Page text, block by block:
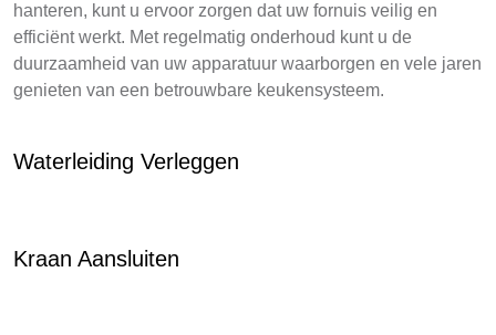
hanteren, kunt u ervoor zorgen dat uw fornuis veilig en
efficiënt werkt. Met regelmatig onderhoud kunt u de
duurzaamheid van uw apparatuur waarborgen en vele jaren
genieten van een betrouwbare keukensysteem.
Waterleiding Verleggen
Kraan Aansluiten